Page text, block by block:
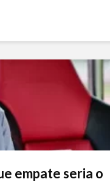
empate seria o